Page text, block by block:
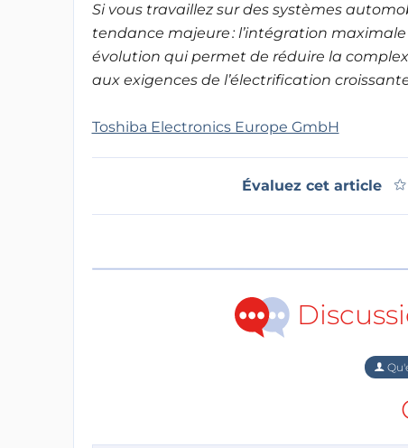
Si vous travaillez sur des systèmes
tendance majeure : l’intégration
évolution qui permet de réduire la
aux exigences de l’électrification
Toshiba Electronics Europe GmbH
Évaluez cet article ★
★